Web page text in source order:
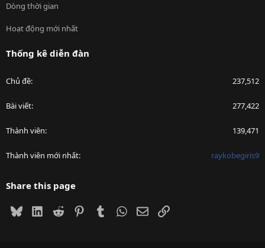
Dòng thời gian
Hoạt động mới nhất
Thống kê diễn đàn
Chủ đề 237,512
Bài viết 277,422
Thành viên 139,471
Thành viên mới nhất raykobegiris9
Share this page
BlueskyLinkedIn
Reddit PinterestTumblrWhatsApp
EmailLink